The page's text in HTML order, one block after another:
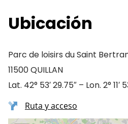
Ubicación
Parc de loisirs du Saint
11500 QUILLAN
Lat. 42° 53′ 29.75″ – Lon. 2° 11′
Ruta y acceso